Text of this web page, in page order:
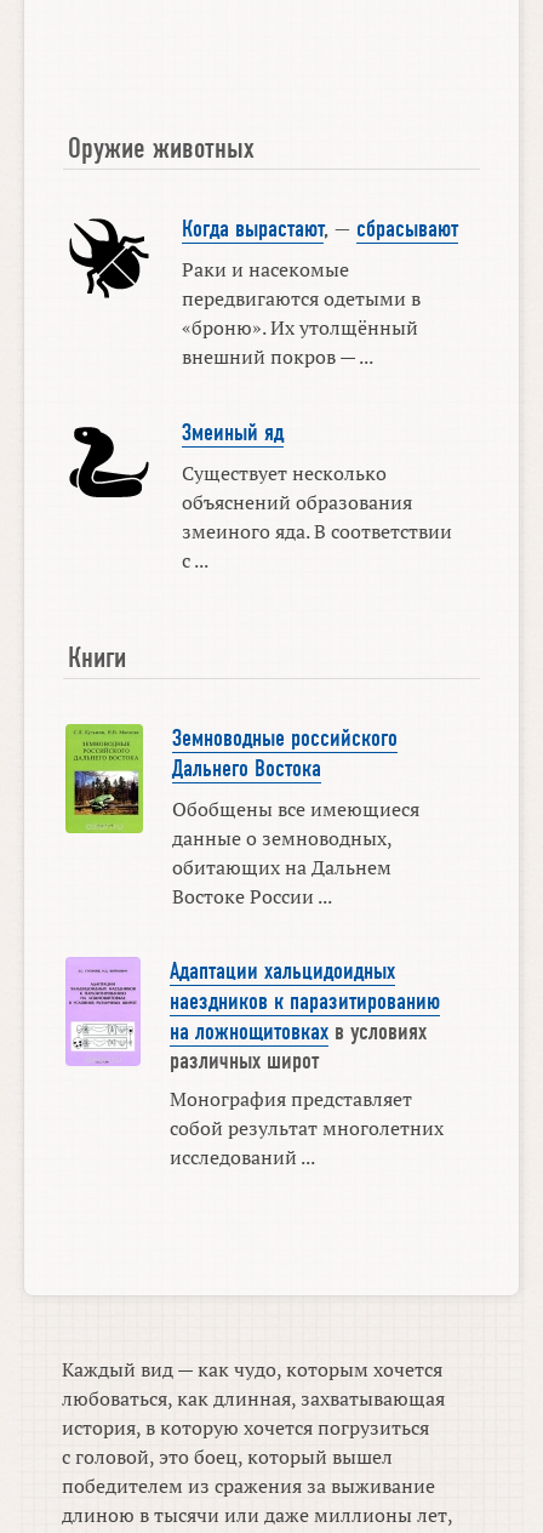
Оружие животных
Когда вырастают, — сбрасывают
Раки и насекомые
передвигаются одетыми в
«броню». Их утолщённый
внешний покров — ...
Змеиный яд
Существует несколько
объяснений образования
змеиного яда. В соответствии
с ...
Книги
Земноводные российского
Дальнего Востока
Обобщены все имеющиеся
данные о земноводных,
обитающих на Дальнем
Востоке России ...
Адаптации хальцидоидных
наездников к паразитированию
на ложнощитовкахв условиях
различных широт
Монография представляет
собой результат многолетних
исследований ...
Каждый вид — как чудо, которым хочется
любоваться, как длинная, захватывающая
история, в которую хочется погрузиться
с головой, это боец, который вышел
победителем из сражения за выживание
длиною в тысячи или даже миллионы лет,